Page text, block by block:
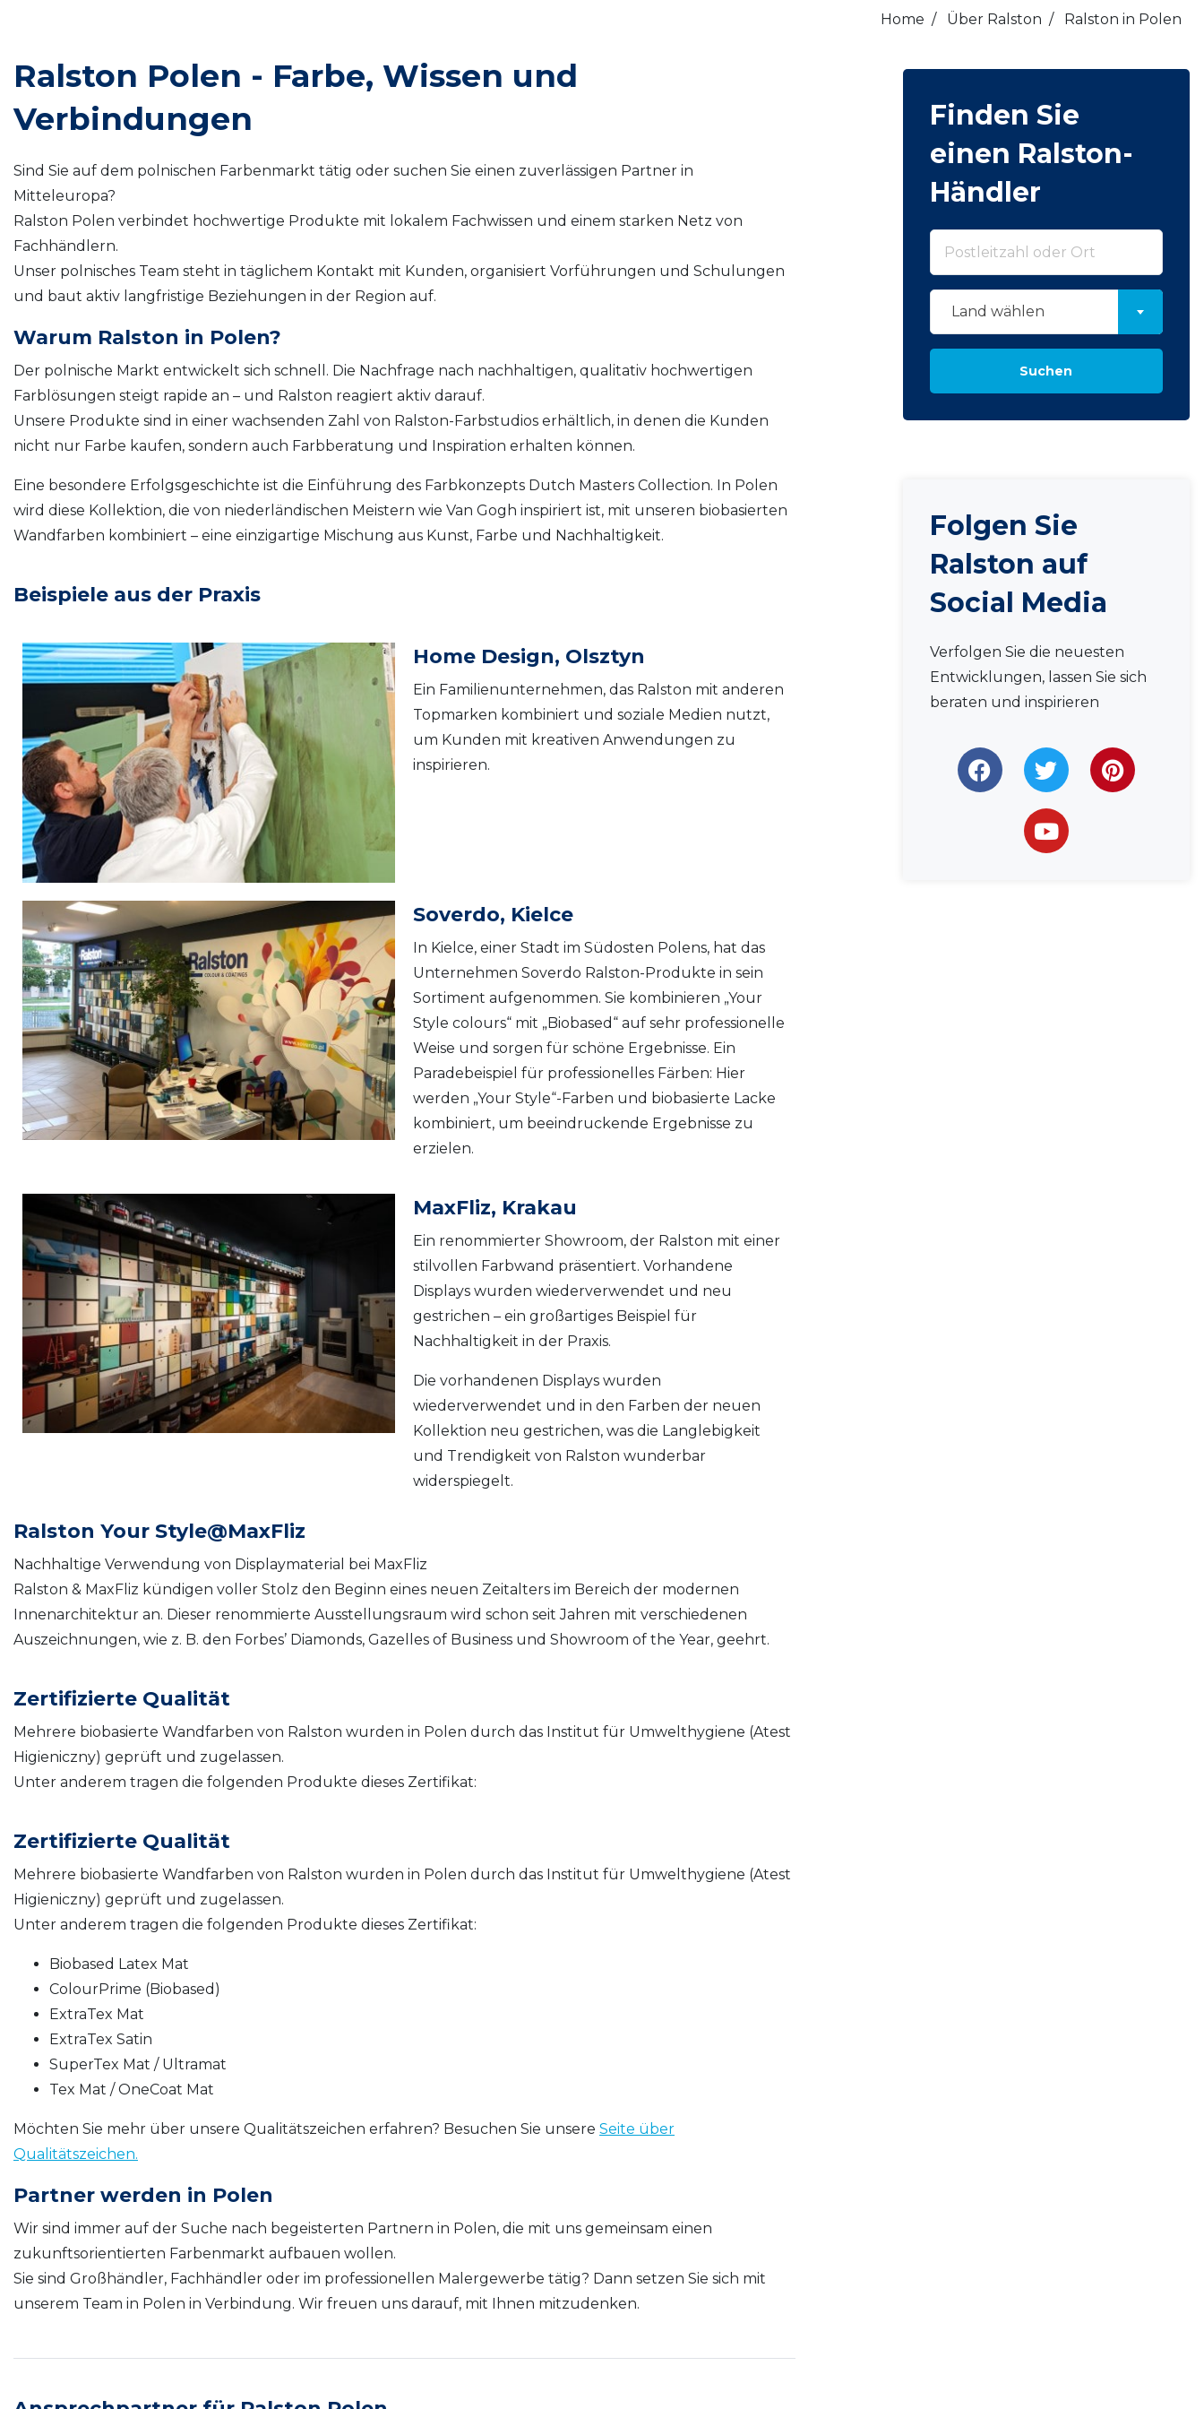
Home / Über Ralston / Ralston in Polen
Ralston Polen - Farbe, Wissen und
Verbindungen
Sind Sie auf dem polnischen Farbenmarkt tätig oder suchen Sie einen zuverlässigen Partner in
Mitteleuropa?
Ralston Polen verbindet hochwertige Produkte mit lokalem Fachwissen und einem starken Netz von
Fachhändlern.
Unser polnisches Team steht in täglichem Kontakt mit Kunden, organisiert Vorführungen und Schulungen
und baut aktiv langfristige Beziehungen in der Region auf.
Warum Ralston in Polen?
Der polnische Markt entwickelt sich schnell. Die Nachfrage nach nachhaltigen, qualitativ hochwertigen
Farblösungen steigt rapide an – und Ralston reagiert aktiv darauf.
Unsere Produkte sind in einer wachsenden Zahl von Ralston-Farbstudios erhältlich, in denen die Kunden
nicht nur Farbe kaufen, sondern auch Farbberatung und Inspiration erhalten können.
Eine besondere Erfolgsgeschichte ist die Einführung des Farbkonzepts Dutch Masters Collection. In Polen
wird diese Kollektion, die von niederländischen Meistern wie Van Gogh inspiriert ist, mit unseren biobasierten
Wandfarben kombiniert – eine einzigartige Mischung aus Kunst, Farbe und Nachhaltigkeit.
Beispiele aus der Praxis
Home Design, Olsztyn
Ein Familienunternehmen, das Ralston mit anderen
Topmarken kombiniert und soziale Medien nutzt,
um Kunden mit kreativen Anwendungen zu
inspirieren.
Soverdo, Kielce
In Kielce, einer Stadt im Südosten Polens, hat das
Unternehmen Soverdo Ralston-Produkte in sein
Sortiment aufgenommen. Sie kombinieren „Your
Style colours“ mit „Biobased“ auf sehr professionelle
Weise und sorgen für schöne Ergebnisse. Ein
Paradebeispiel für professionelles Färben: Hier
werden „Your Style“-Farben und biobasierte Lacke
kombiniert, um beeindruckende Ergebnisse zu
erzielen.
MaxFliz, Krakau
Ein renommierter Showroom, der Ralston mit einer
stilvollen Farbwand präsentiert. Vorhandene
Displays wurden wiederverwendet und neu
gestrichen – ein großartiges Beispiel für
Nachhaltigkeit in der Praxis.
Die vorhandenen Displays wurden
wiederverwendet und in den Farben der neuen
Kollektion neu gestrichen, was die Langlebigkeit
und Trendigkeit von Ralston wunderbar
widerspiegelt.
Ralston Your Style@MaxFliz
Nachhaltige Verwendung von Displaymaterial bei MaxFliz
Ralston & MaxFliz kündigen voller Stolz den Beginn eines neuen Zeitalters im Bereich der modernen
Innenarchitektur an. Dieser renommierte Ausstellungsraum wird schon seit Jahren mit verschiedenen
Auszeichnungen, wie z. B. den Forbes’ Diamonds, Gazelles of Business und Showroom of the Year, geehrt.
Zertifizierte Qualität
Mehrere biobasierte Wandfarben von Ralston wurden in Polen durch das Institut für Umwelthygiene (Atest
Higieniczny) geprüft und zugelassen.
Unter anderem tragen die folgenden Produkte dieses Zertifikat:
Zertifizierte Qualität
Mehrere biobasierte Wandfarben von Ralston wurden in Polen durch das Institut für Umwelthygiene (Atest
Higieniczny) geprüft und zugelassen.
Unter anderem tragen die folgenden Produkte dieses Zertifikat:
Biobased Latex Mat
ColourPrime (Biobased)
ExtraTex Mat
ExtraTex Satin
SuperTex Mat / Ultramat
Tex Mat / OneCoat Mat
Möchten Sie mehr über unsere Qualitätszeichen erfahren? Besuchen Sie unsere Seite über
Qualitätszeichen.
Partner werden in Polen
Wir sind immer auf der Suche nach begeisterten Partnern in Polen, die mit uns gemeinsam einen
zukunftsorientierten Farbenmarkt aufbauen wollen.
Sie sind Großhändler, Fachhändler oder im professionellen Malergewerbe tätig? Dann setzen Sie sich mit
unserem Team in Polen in Verbindung. Wir freuen uns darauf, mit Ihnen mitzudenken.
Finden Sie
einen Ralston-
Händler
Land wählen
Suchen
Folgen Sie
Ralston auf
Social Media
Verfolgen Sie die neuesten
Entwicklungen, lassen Sie sich
beraten und inspirieren